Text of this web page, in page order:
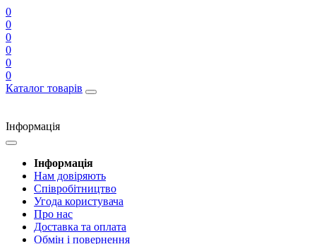
0
0
0
0
0
0
Каталог товарів
Інформація
Інформація
Нам довіряють
Співробітництво
Угода користувача
Про нас
Доставка та оплата
Обмін і повернення